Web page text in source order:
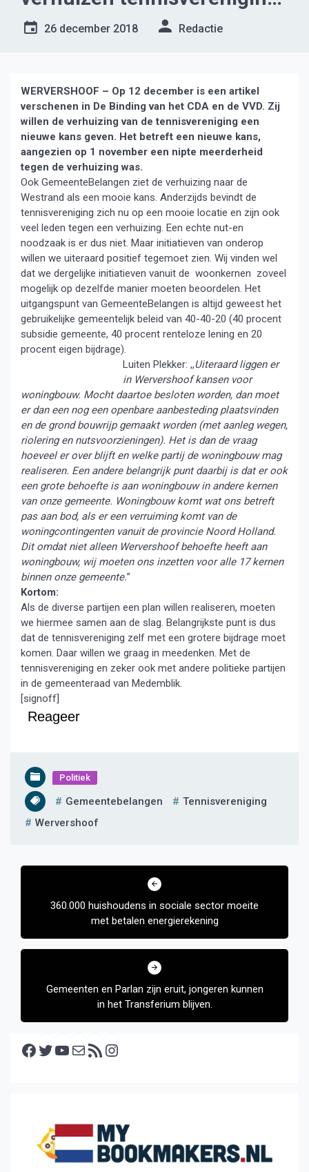
Wervershoof
26 december 2018 Redactie
WERVERSHOOF – Op 12 december is een artikel
verschenen in De Binding van het CDA en de VVD. Zij
willen de verhuizing van de tennisvereniging een
nieuwe kans geven. Het betreft een nieuwe kans,
aangezien op 1 november een nipte meerderheid
tegen de verhuizing was.
Ook GemeenteBelangen ziet de verhuizing naar de
Westrand als een mooie kans. Anderzijds bevindt de
tennisvereniging zich nu op een mooie locatie en zijn ook
veel leden tegen een verhuizing. Een echte nut-en
noodzaak is er dus niet. Maar initiatieven van onderop
willen we uiteraard positief tegemoet zien. Wij vinden wel
dat we dergelijke initiatieven vanuit de woonkernen zoveel
mogelijk op dezelfde manier moeten beoordelen. Het
uitgangspunt van GemeenteBelangen is altijd geweest het
gebruikelijke gemeentelijk beleid van 40-40-20 (40 procent
subsidie gemeente, 40 procent renteloze lening en 20
procent eigen bijdrage).
Luiten Plekker: ,,Uiteraard liggen er
in Wervershoof kansen voor
woningbouw. Mocht daartoe besloten worden, dan moet
er dan een nog een openbare aanbesteding plaatsvinden
en de grond bouwrijp gemaakt worden (met aanleg wegen,
riolering en nutsvoorzieningen). Het is dan de vraag
hoeveel er over blijft en welke partij de woningbouw mag
realiseren. Een andere belangrijk punt daarbij is dat er ook
een grote behoefte is aan woningbouw in andere kernen
van onze gemeente. Woningbouw komt wat ons betreft
pas aan bod, als er een verruiming komt van de
woningcontingenten vanuit de provincie Noord Holland.
Dit omdat niet alleen Wervershoof behoefte heeft aan
woningbouw, wij moeten ons inzetten voor alle 17 kernen
binnen onze gemeente.”
Kortom:
Als de diverse partijen een plan willen realiseren, moeten
we hiermee samen aan de slag. Belangrijkste punt is dus
dat de tennisvereniging zelf met een grotere bijdrage moet
komen. Daar willen we graag in meedenken. Met de
tennisvereniging en zeker ook met andere politieke partijen
in de gemeenteraad van Medemblik.
[signoff]
Reageer
Politiek
Gemeentebelangen
Tennisvereniging
Wervershoof
Bericht
360.000 huishoudens in sociale sector moeite
met betalen energierekening
Gemeenten en Parlan zijn eruit, jongeren kunnen
in het Transferium blijven.
Facebook Twitter YouTube E-mail RSS feed